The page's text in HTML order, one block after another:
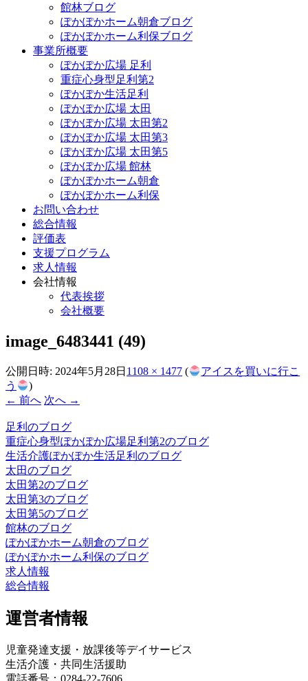
館林ブログ
ぽかぽかホーム朝倉ブログ
ぽかぽかホーム利保ブログ
事業所概要
ぽかぽか広場 足利
重症心身型足利第2
ぽかぽか生活足利
ぽかぽか広場 太田
ぽかぽか広場 太田第2
ぽかぽか広場 太田第3
ぽかぽか広場 太田第5
ぽかぽか広場 館林
ぽかぽかホーム朝倉
ぽかぽかホーム利保
お問い合わせ
総合情報
評価表
支援プログラム
求人情報
会社情報
代表挨拶
会社概要
image_6483441 (49)
公開日時: 2024年5月28日 1108 × 1477 (
アイスを買いに行こ
う
)
← 前へ 次へ →
足利のブログ
重症心身型ぽかぽか広場足利第2のブログ
生活介護ぽかぽか生活足利のブログ
太田のブログ
太田第2のブログ
太田第3のブログ
太田第5のブログ
館林のブログ
ぽかぽかホーム朝倉のブログ
ぽかぽかホーム利保のブログ
求人情報
総合情報
運営者情報
児童発達支援・放課後等デイサービス
生活介護・共同生活援助
電話番号：0284-22-7606